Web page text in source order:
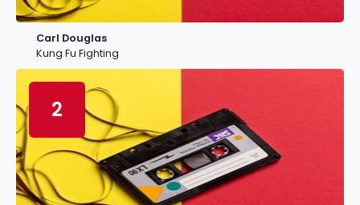
Carl Douglas
Kung Fu Fighting
2